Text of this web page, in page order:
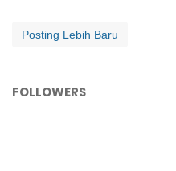
Posting Lebih Baru
FOLLOWERS